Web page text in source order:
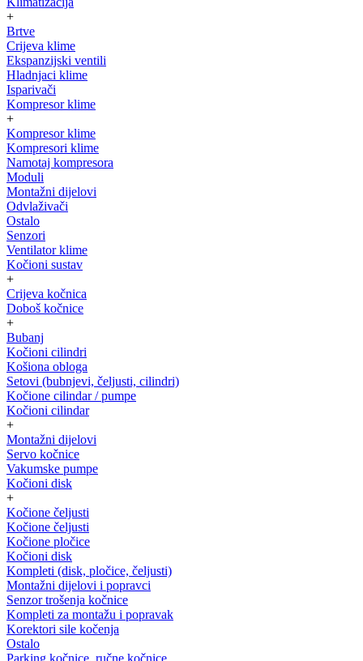
+
Brtve
Crijeva klime
Ekspanzijski ventili
Hladnjaci klime
Isparivači
Kompresor klime
+
Kompresor klime
Kompresori klime
Namotaj kompresora
Moduli
Montažni dijelovi
Odvlaživači
Ostalo
Senzori
Ventilator klime
Kočioni sustav
+
Crijeva kočnica
Doboš kočnice
+
Bubanj
Kočioni cilindri
Košiona obloga
Setovi (bubnjevi, čeljusti, cilindri)
Kočione cilindar / pumpe
Kočioni cilindar
+
Montažni dijelovi
Servo kočnice
Vakumske pumpe
Kočioni disk
+
Kočione čeljusti
Kočione čeljusti
Kočione pločice
Kočioni disk
Kompleti (disk, pločice, čeljusti)
Montažni dijelovi i popravci
Senzor trošenja kočnice
Kompleti za montažu i popravak
Korektori sile kočenja
Ostalo
Parking kočnice, ručne kočnice